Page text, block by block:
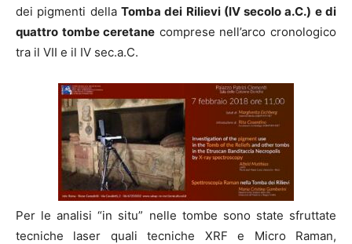
dei pigmenti della Tomba dei Rilievi (IV secolo a.C.) e di
quattro tombe ceretane comprese nell’arco cronologico
tra il VII e il IV sec.a.C.
Per le analisi “in situ” nelle tombe sono state sfruttate
tecniche laser quali tecniche XRF e Micro Raman,